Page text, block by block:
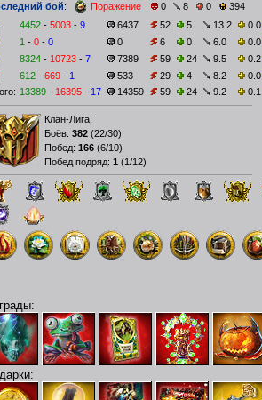
бой: Поражение 0 8 0
394
4452 - 5003 - 9 6437 52 5 13.2 0.0
1 - 0 - 0 0 6 0 6.0 0.0
8324 - 10723 - 7 7389 59 24 9.5 0.2
612 - 669 - 1 533 29 4 8.2 0.0
13389 - 16395 - 17 14359 59 24 9.2 0.1
Клан-Лига:
Боёв: 382 (22/30)
Побед: 166 (6/10)
Побед подряд: 1 (1/12)